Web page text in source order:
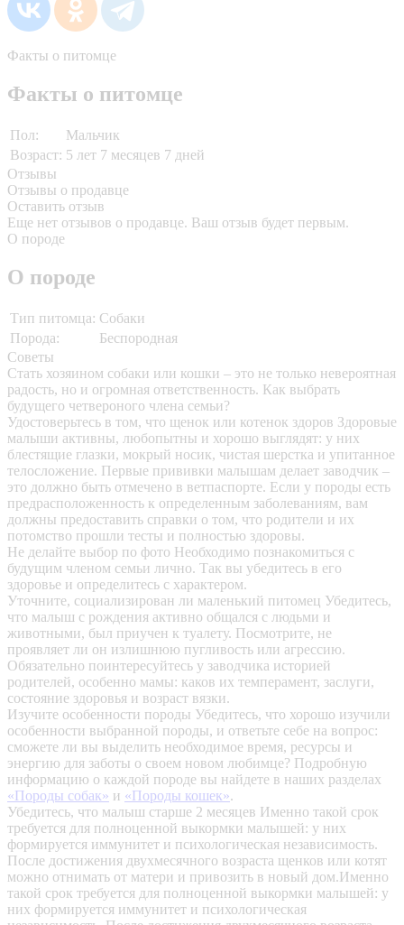
Факты о питомце
Факты о питомце
Пол:
Мальчик
Возраст: 5 лет 7 месяцев 7 дней
Отзывы
Отзывы о продавце
Оставить отзыв
Еще нет отзывов о продавце. Ваш отзыв будет первым.
О породе
О породе
Тип питомца: Собаки
Порода:
Беспородная
Советы
Стать хозяином собаки или кошки – это не только невероятная
радость, но и огромная ответственность. Как выбрать
будущего четвероного члена семьи?
Удостоверьтесь в том, что щенок или котенок здоров Здоровые
малыши активны, любопытны и хорошо выглядят: у них
блестящие глазки, мокрый носик, чистая шерстка и упитанное
телосложение. Первые прививки малышам делает заводчик –
это должно быть отмечено в ветпаспорте. Если у породы есть
предрасположенность к определенным заболеваниям, вам
должны предоставить справки о том, что родители и их
потомство прошли тесты и полностью здоровы.
Не делайте выбор по фото Необходимо познакомиться с
будущим членом семьи лично. Так вы убедитесь в его
здоровье и определитесь с характером.
Уточните, социализирован ли маленький питомец Убедитесь,
что малыш с рождения активно общался с людьми и
животными, был приучен к туалету. Посмотрите, не
проявляет ли он излишнюю пугливость или агрессию.
Обязательно поинтересуйтесь у заводчика историей
родителей, особенно мамы: каков их темперамент, заслуги,
состояние здоровья и возраст вязки.
Изучите особенности породы Убедитесь, что хорошо изучили
особенности выбранной породы, и ответьте себе на вопрос:
сможете ли вы выделить необходимое время, ресурсы и
энергию для заботы о своем новом любимце? Подробную
информацию о каждой породе вы найдете в наших разделах
«Породы собак» и «Породы кошек».
Убедитесь, что малыш старше 2 месяцев Именно такой срок
требуется для полноценной выкормки малышей: у них
формируется иммунитет и психологическая независимость.
После достижения двухмесячного возраста щенков или котят
можно отнимать от матери и привозить в новый дом.Именно
такой срок требуется для полноценной выкормки малышей: у
них формируется иммунитет и психологическая